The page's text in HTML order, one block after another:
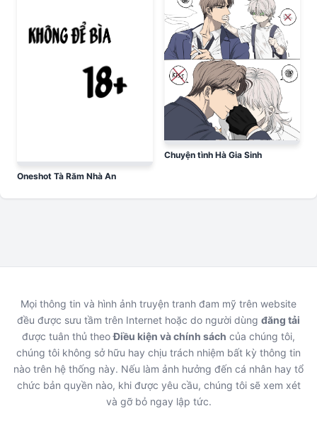
Oneshot Tà Răm Nhà An
Chuyện tình Hà Gia Sinh
Mọi thông tin và hình ảnh truyện tranh đam mỹ trên website
đều được sưu tầm trên Internet hoặc do người dùng đăng tải
được tuân thủ theoĐiều kiện và chính sách của chúng tôi,
chúng tôi không sở hữu hay chịu trách nhiệm bất kỳ thông tin
nào trên hệ thống này. Nếu làm ảnh hưởng đến cá nhân hay tổ
chức bản quyền nào, khi được yêu cầu, chúng tôi sẽ xem xét
và gỡ bỏ ngay lập tức.